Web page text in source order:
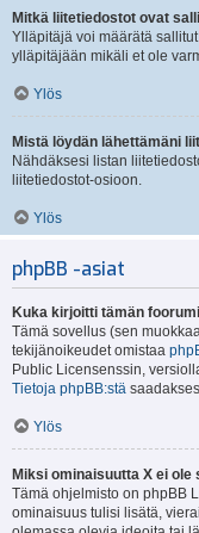
Mitkä liitetiedostot ovat
Ylläpitäjä voi määrätä
ylläpitäjään mikäli et ole
Ylös
Mistä löydän lähettämäni
Nähdäksesi listan
liitetiedostot-osioon.
Ylös
phpBB -asiat
Kuka kirjoitti tämän
Tämä sovellus (sen
tekijänoikeudet omistaa
Public Licensenssin,
Tietoja phpBB:stä
Ylös
Miksi ominaisuutta X ei ole
Tämä ohjelmisto on phpBB
ominaisuus tulisi lisätä,